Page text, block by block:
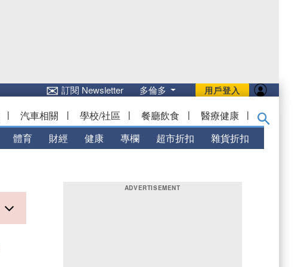
用戶登入
✉訂閱 Newsletter 多倫多
| 汽車相關 | 學校/社區 | 餐廳飲食 | 醫療健康 |
體育 財經 健康 專欄 超市折扣 雜貨折扣